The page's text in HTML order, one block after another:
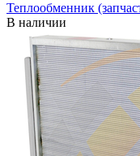
Теплообменник
В наличии